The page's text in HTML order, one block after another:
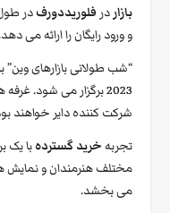
بازار در فلوریددورفدر
و ورود رایگان را ارائه می
شرکت کننده دایر خواهند
تجربهخرید گستردهبا یک
مختلف هنرمندان و نمایش
می بخشد.